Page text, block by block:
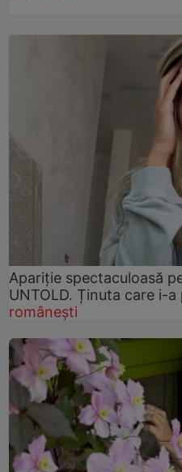
Apariție spectaculoasă
UNTOLD. Ținuta care i-
românești